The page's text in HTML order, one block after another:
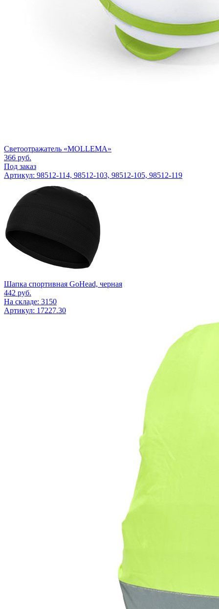
Светоотражатель «MOLLEMA»
366 руб.
Под заказ
Артикул: 98512-114, 98512-103, 98512-105, 98512-119
Шапка спортивная GoHead, черная
442 руб.
На складе: 3150
Артикул: 17227.30